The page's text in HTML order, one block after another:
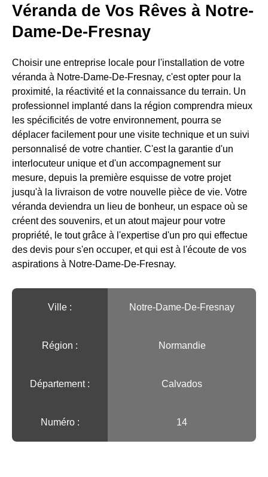
Véranda de Vos Rêves à Notre-
Dame-De-Fresnay
Choisir une entreprise locale pour l'installation de votre
véranda à Notre-Dame-De-Fresnay, c'est opter pour la
proximité, la réactivité et la connaissance du terrain. Un
professionnel implanté dans la région comprendra mieux
les spécificités de votre environnement, pourra se
déplacer facilement pour une visite technique et un suivi
personnalisé de votre chantier. C'est la garantie d'un
interlocuteur unique et d'un accompagnement sur
mesure, depuis la première esquisse de votre projet
jusqu'à la livraison de votre nouvelle pièce de vie. Votre
véranda deviendra un lieu de bonheur, un espace où se
créent des souvenirs, et un atout majeur pour votre
propriété, le tout grâce à l'expertise d'un pro qui effectue
des devis pour s'en occuper, et qui est à l'écoute de vos
aspirations à Notre-Dame-De-Fresnay.
Ville :️ Notre-Dame-De-Fresnay
Région :️ Normandie
Département : Calvados
Numéro : 14